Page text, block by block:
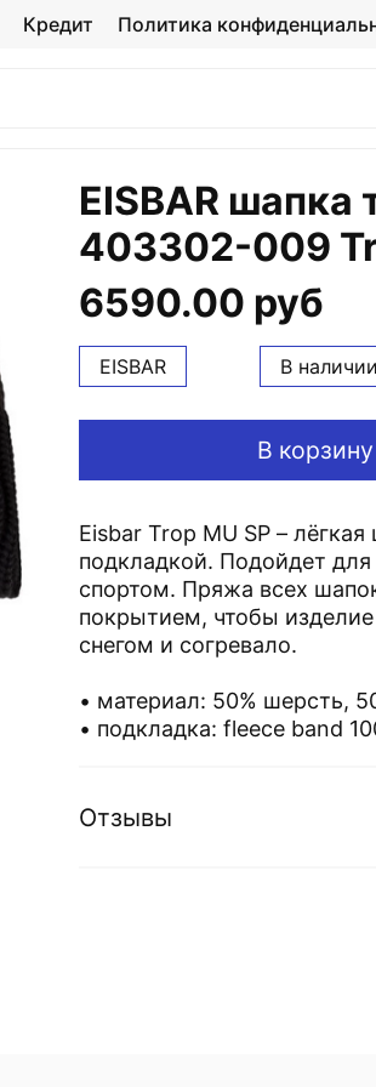
Кредит Политика
EISBAR шапка
403302-009
6590.00 руб
В корзину
EISBAR В наличии
Eisbar Trop MU SP –
подкладкой. Подойдет для
спортом. Пряжа всех
покрытием, чтобы
снегом и согревало.
• материал: 50% шерсть,
• подкладка: fleece band
Отзывы